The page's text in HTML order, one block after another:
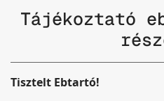
Tájékoztató
Tisztelt Ebtartó!